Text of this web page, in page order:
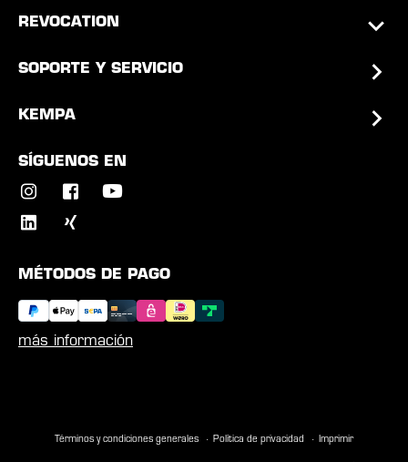
REVOCATION
SOPORTE Y SERVICIO
KEMPA
SÍGUENOS EN
MÉTODOS DE PAGO
más información
Términos y condiciones generales Política de privacidad Imprimir